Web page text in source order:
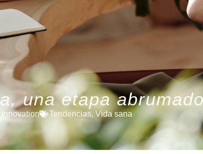
una etapa
Tendencias, Vida sana